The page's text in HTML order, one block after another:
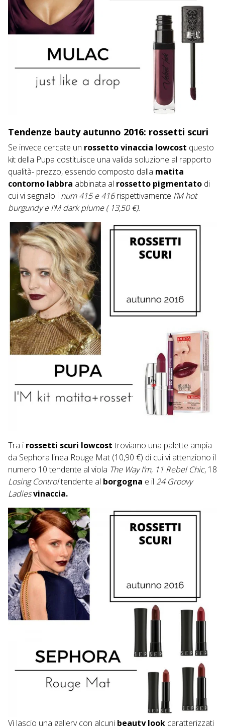
Tendenze bauty autunno 2016: rossetti scuri
Se invece cercate un rossetto vinaccia lowcost questo
kit della Pupa costituisce una valida soluzione al rapporto
qualità- prezzo, essendo composto dalla matita
contorno labbra abbinata al rossetto pigmentato di
cui vi segnalo i num 415 e 416rispettivamente I’M hot
burgundy e I’M dark plume ( 13,50 €).
Tra i rossetti scuri lowcosttroviamo una palette ampia
da Sephora linea Rouge Mat (10,90 €) di cui vi attenziono il
numero 10 tendente al viola The Way I’m, 11 Rebel Chic, 18
Losing Controltendente al borgogna e il 24 Groovy
Ladiesvinaccia.
Vi lascio una gallery con alcuni beauty look caratterizzati